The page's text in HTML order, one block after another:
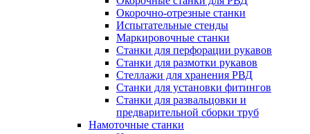
Окорочно-отрезные станки
Испытательные стенды
Маркировочные станки
Станки для перфорации рукавов
Станки для размотки рукавов
Стеллажи для хранения РВД
Станки для установки фитингов
Станки для развальцовки и
предварительной сборки труб
Намоточные станки